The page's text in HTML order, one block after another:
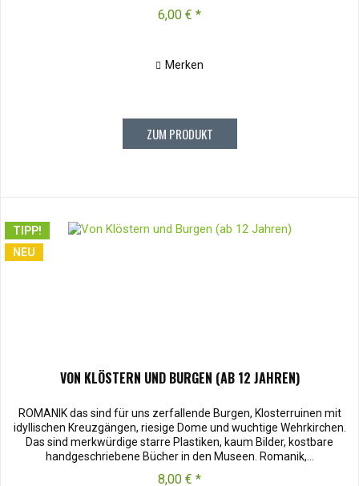
6,00 € *
Merken
ZUM PRODUKT
TIPP!
NEU
VON KLÖSTERN UND BURGEN (AB 12 JAHREN)
ROMANIK das sind für uns zerfallende Burgen, Klosterruinen mit
idyllischen Kreuzgängen, riesige Dome und wuchtige Wehrkirchen.
Das sind merkwürdige starre Plastiken, kaum Bilder, kostbare
handgeschriebene Bücher in den Museen. Romanik,...
8,00 € *